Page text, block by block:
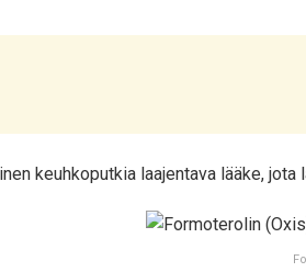
keuhkoputkia laajentava lääke,